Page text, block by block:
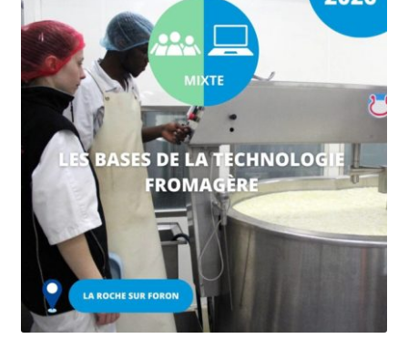
Commande
Confirm Subscription
Distanciel
Formations mixtes
Jeu sérieux Cheese Quest
L’ANFOPEIL
Les formations en présentiel